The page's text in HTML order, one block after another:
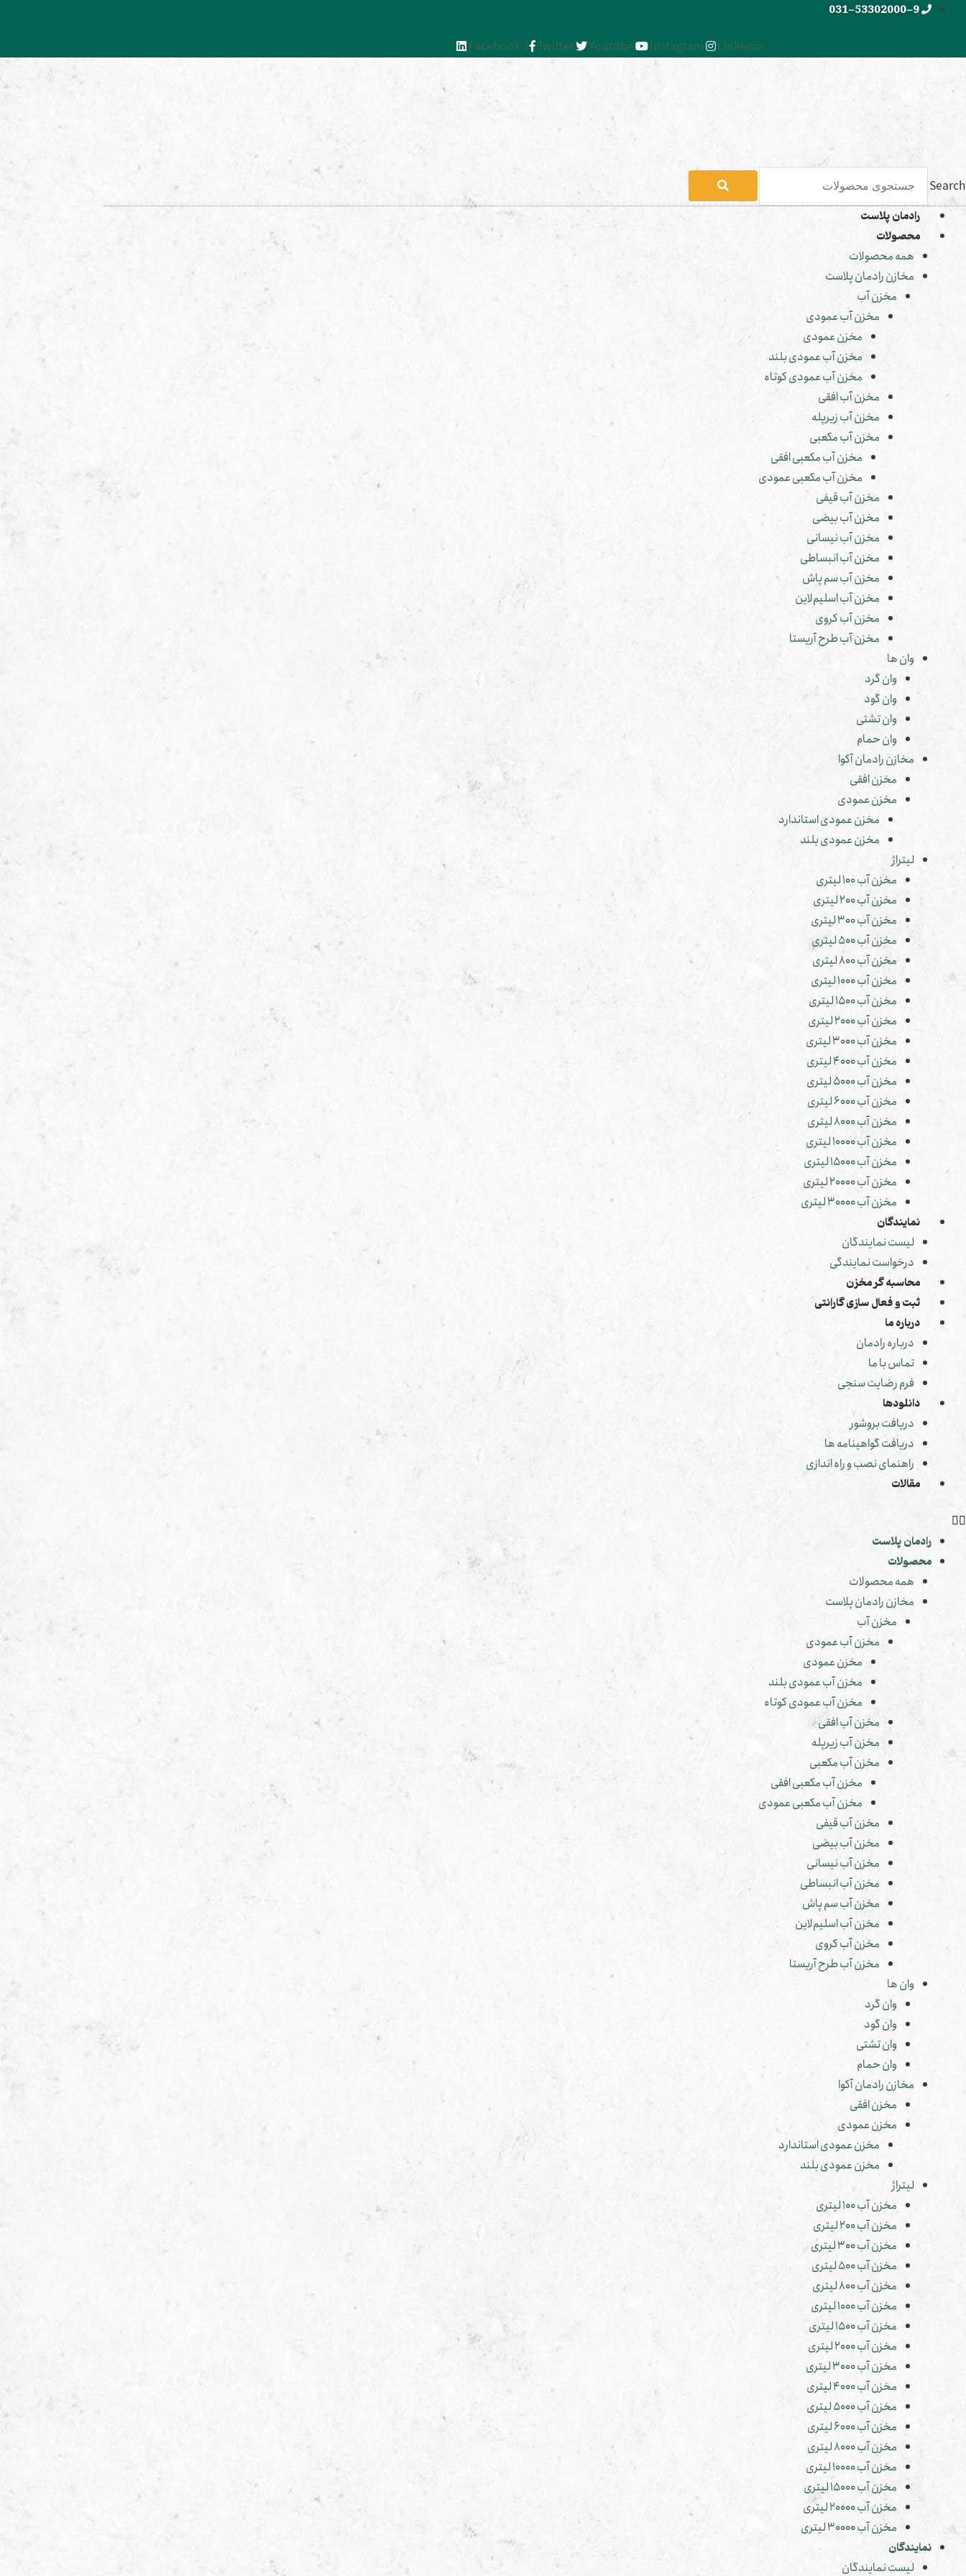
031-53302000-9
Facebook-f Twitter Youtube Instagram Linkedin
Search
رادمان پلاست
محصولات
همه محصولات
مخازن رادمان پلاست
مخزن آب
مخزن آب عمودی
مخزن عمودی
مخزن آب عمودی بلند
مخزن آب عمودی کوتاه
مخزن آب افقی
مخزن آب زیرپله
مخزن آب مکعبی
مخزن آب مکعبی افقی
مخزن آب مکعبی عمودی
مخزن آب قیفی
مخزن آب بیضی
مخزن آب نیسانی
مخزن آب انبساطی
مخزن آب سم پاش
مخزن آب اسلیم‌لاین
مخزن آب کروی
مخزن آب طرح آریستا
وان ها
وان گرد
وان گود
وان تشتی
وان حمام
مخازن رادمان آکوا
مخزن افقی
مخزن عمودی
مخزن عمودی استاندارد
مخزن عمودی بلند
لیتراژ
مخزن آب 100 لیتری
مخزن آب 200 لیتری
مخزن آب 300 لیتری
مخزن آب 500 لیتری
مخزن آب 800 لیتری
مخزن آب 1000 لیتری
مخزن آب 1500 لیتری
مخزن آب 2000 لیتری
مخزن آب 3000 لیتری
مخزن آب 4000 لیتری
مخزن آب 5000 لیتری
مخزن آب 6000 لیتری
مخزن آب 8000 لیتری
مخزن آب 10000 لیتری
مخزن آب 15000 لیتری
مخزن آب 20000 لیتری
مخزن آب 30000 لیتری
نمایندگان
لیست نمایندگان
درخواست نمایندگی
محاسبه گر مخزن
ثبت و فعال سازی گارانتی
درباره ما
درباره رادمان
تماس با ما
فرم رضایت سنجی
دانلودها
دریافت بروشور
دریافت گواهینامه ها
راهنمای نصب و راه اندازی
مقالات
رادمان پلاست
محصولات
همه محصولات
مخازن رادمان پلاست
مخزن آب
مخزن آب عمودی
مخزن عمودی
مخزن آب عمودی بلند
مخزن آب عمودی کوتاه
مخزن آب افقی
مخزن آب زیرپله
مخزن آب مکعبی
مخزن آب مکعبی افقی
مخزن آب مکعبی عمودی
مخزن آب قیفی
مخزن آب بیضی
مخزن آب نیسانی
مخزن آب انبساطی
مخزن آب سم پاش
مخزن آب اسلیم‌لاین
مخزن آب کروی
مخزن آب طرح آریستا
وان ها
وان گرد
وان گود
وان تشتی
وان حمام
مخازن رادمان آکوا
مخزن افقی
مخزن عمودی
مخزن عمودی استاندارد
مخزن عمودی بلند
لیتراژ
مخزن آب 100 لیتری
مخزن آب 200 لیتری
مخزن آب 300 لیتری
مخزن آب 500 لیتری
مخزن آب 800 لیتری
مخزن آب 1000 لیتری
مخزن آب 1500 لیتری
مخزن آب 2000 لیتری
مخزن آب 3000 لیتری
مخزن آب 4000 لیتری
مخزن آب 5000 لیتری
مخزن آب 6000 لیتری
مخزن آب 8000 لیتری
مخزن آب 10000 لیتری
مخزن آب 15000 لیتری
مخزن آب 20000 لیتری
مخزن آب 30000 لیتری
نمایندگان
لیست نمایندگان